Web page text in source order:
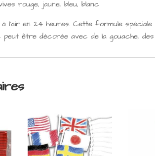
rouge, jaune, bleu, blanc
à l’air en 24 heures. Cette formule
peut être décorée avec de la gouache,